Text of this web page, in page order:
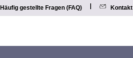
Häufig gestellte Fragen (FAQ) Kontakt